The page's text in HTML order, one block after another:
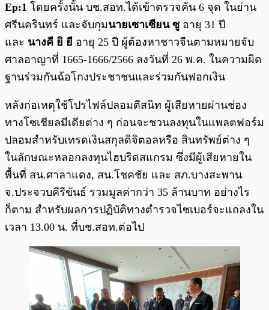
Ep:1 โดยครั้งนั้น บช.สอท.ได้เข้าตรวจค้น 6 จุด ในย่าน
ศรีนครินทร์ และจับกุมนายเซาเซียน ซูอายุ 31 ปี
และ นางคี ยิ ยี อายุ 25 ปี ผู้ต้องหาชาวจีนตามหมายจับ
ศาลอาญาที่ 1665-1666/2566 ลงวันที่ 26 พ.ค. ในความผิด
ฐานร่วมกันฉ้อโกงประชาชนและร่วมกันฟอกเงิน
หลังก่อเหตุใช้โปรไฟล์ปลอมตีสนิท ผู้เสียหายผ่านช่อง
ทางโซเชียลมีเดียต่าง ๆ ก่อนจะชวนลงทุนในแพลตฟอร์ม
ปลอมสําหรับเทรดเงินสกุลดิจิตอลหรือ สินทรัพย์ต่าง ๆ
ในลักษณะหลอกลงทุนไฮบริดสแกรม ซึ่งมีผู้เสียหายใน
พื้นที่ สน.ศาลาแดง, สน.โชคชัย และ สภ.บางสะพาน
จ.ประจวบคีรีขันธ์ รวมมูลค่ากว่า 35 ล้านบาท อย่างไร
ก็ตาม สำหรับผลการปฏิบัติทางตำรวจไซเบอร์จะแถลงใน
เวลา 13.00 น. ที่บช.สอท.ต่อไป